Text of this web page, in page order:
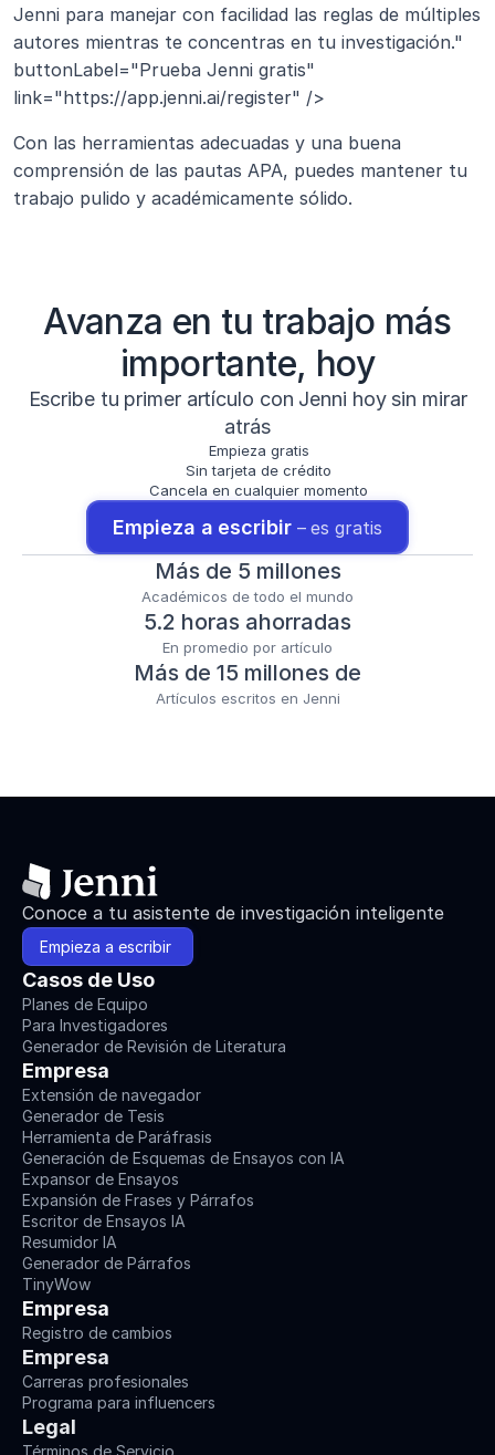
Jenni para manejar con facilidad las reglas de múltiples
autores mientras te concentras en tu investigación."
buttonLabel="Prueba Jenni gratis"
link="https://app.jenni.ai/register" />
Con las herramientas adecuadas y una buena
comprensión de las pautas APA, puedes mantener tu
trabajo pulido y académicamente sólido.
Avanza en tu trabajo más
importante, hoy
Escribe tu primer artículo con Jenni hoy sin mirar
atrás
Empieza gratis
Sin tarjeta de crédito
Cancela en cualquier momento
Empieza a escribir – es gratis
Más de 5 millones
Académicos de todo el mundo
5.2 horas ahorradas
En promedio por artículo
Más de 15 millones de
Artículos escritos en Jenni
Conoce a tu asistente de investigación inteligente
Empieza a escribir
Casos de Uso
Planes de Equipo
Para Investigadores
Generador de Revisión de Literatura
Empresa
Extensión de navegador
Generador de Tesis
Herramienta de Paráfrasis
Generación de Esquemas de Ensayos con IA
Expansor de Ensayos
Expansión de Frases y Párrafos
Escritor de Ensayos IA
Resumidor IA
Generador de Párrafos
TinyWow
Empresa
Registro de cambios
Empresa
Carreras profesionales
Programa para influencers
Legal